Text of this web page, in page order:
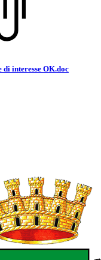
interesse OK.doc